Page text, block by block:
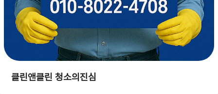
클린앤클린 청소의진심